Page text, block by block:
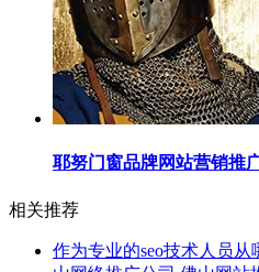
耶努门窗品牌网站营销推
相关推荐
作为专业的seo技术人员